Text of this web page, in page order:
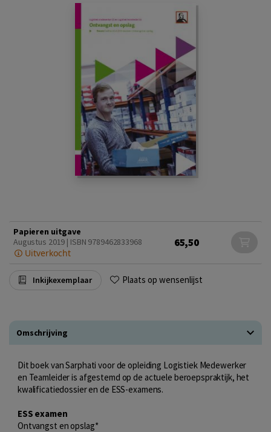
Papieren uitgave
Augustus 2019 | ISBN 9789462833968
Uitverkocht
65,50
Inkijkexemplaar Plaats op wensenlijst
Omschrijving
Dit boek van Sarphati voor de opleiding Logistiek Medewerker
en Teamleider is afgestemd op de actuele beroepspraktijk, het
kwalificatiedossier en de ESS-examens.
ESS examen
Ontvangst en opslag*